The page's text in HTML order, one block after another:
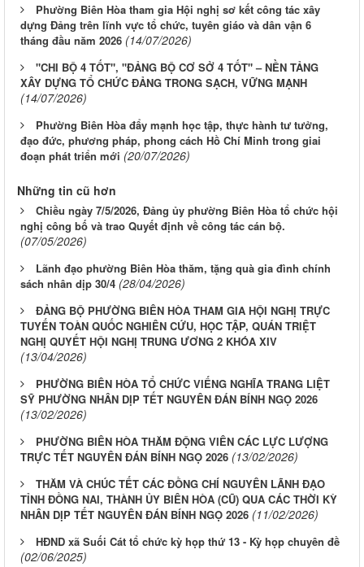
Phường Biên Hòa tham gia Hội nghị sơ kết công tác xây
dựng Đảng trên lĩnh vực tổ chức, tuyên giáo và dân vận 6
tháng đầu năm 2026 (14/07/2026)
"CHI BỘ 4 TỐT", "ĐẢNG BỘ CƠ SỞ 4 TỐT" – NỀN TẢNG
XÂY DỰNG TỔ CHỨC ĐẢNG TRONG SẠCH, VỮNG MẠNH
(14/07/2026)
Phường Biên Hòa đẩy mạnh học tập, thực hành tư tưởng,
đạo đức, phương pháp, phong cách Hồ Chí Minh trong giai
đoạn phát triển mới (20/07/2026)
Những tin cũ hơn
Chiều ngày 7/5/2026, Đảng ủy phường Biên Hòa tổ chức hội
nghị công bố và trao Quyết định về công tác cán bộ.
(07/05/2026)
Lãnh đạo phường Biên Hòa thăm, tặng quà gia đình chính
sách nhân dịp 30/4 (28/04/2026)
ĐẢNG BỘ PHƯỜNG BIÊN HÒA THAM GIA HỘI NGHỊ TRỰC
TUYẾN TOÀN QUỐC NGHIÊN CỨU, HỌC TẬP, QUÁN TRIỆT
NGHỊ QUYẾT HỘI NGHỊ TRUNG ƯƠNG 2 KHÓA XIV
(13/04/2026)
PHƯỜNG BIÊN HÒA TỔ CHỨC VIẾNG NGHĨA TRANG LIỆT
SỸ PHƯỜNG NHÂN DỊP TẾT NGUYÊN ĐÁN BÍNH NGỌ 2026
(13/02/2026)
PHƯỜNG BIÊN HÒA THĂM ĐỘNG VIÊN CÁC LỰC LƯỢNG
TRỰC TẾT NGUYÊN ĐÁN BÍNH NGỌ 2026 (13/02/2026)
THĂM VÀ CHÚC TẾT CÁC ĐỒNG CHÍ NGUYÊN LÃNH ĐẠO
TỈNH ĐỒNG NAI, THÀNH ỦY BIÊN HÒA (CŨ) QUA CÁC THỜI KỲ
NHÂN DỊP TẾT NGUYÊN ĐÁN BÍNH NGỌ 2026 (11/02/2026)
HĐND xã Suối Cát tổ chức kỳ họp thứ 13 - Kỳ họp chuyên đề
(02/06/2025)